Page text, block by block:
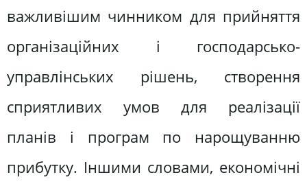
важливішим чинником для прийняття
організаційних і господарсько-
управлінських рішень, створення
сприятливих умов для реалізації
планів і програм по нарощуванню
прибутку. Іншими словами, економічні